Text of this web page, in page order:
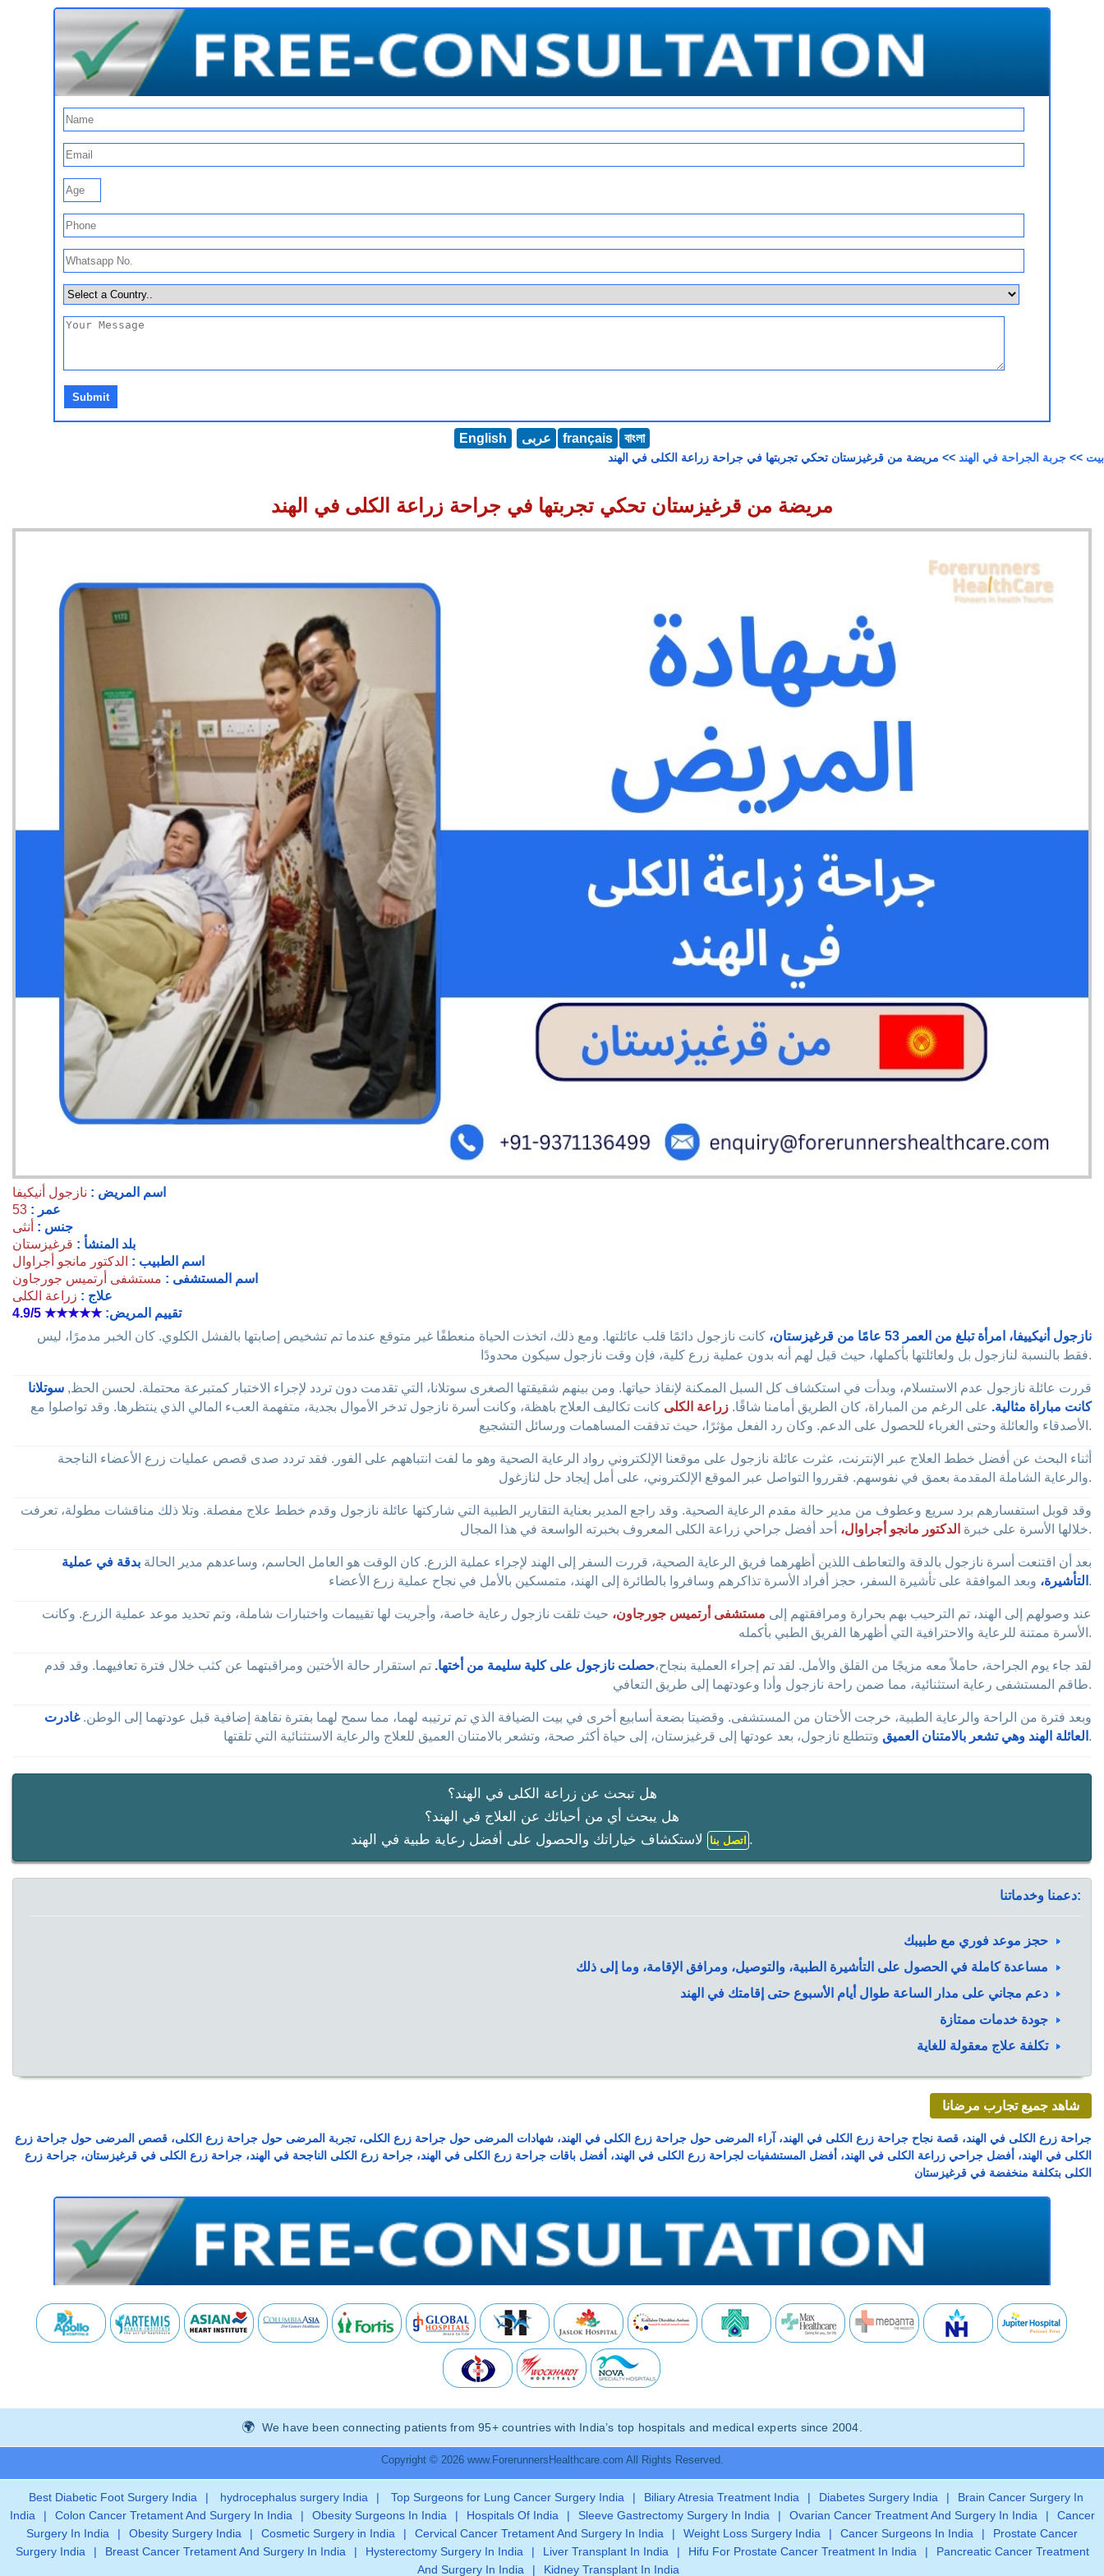
English عربى français বাংলা
بيت >> جربة الجراحة في الهند >> مريضة من قرغيزستان تحكي تجربتها في جراحة زراعة الكلى في الهند
مريضة من قرغيزستان تحكي تجربتها في جراحة زراعة الكلى في الهند
اسم المريض : نازجول أنيكيفا
عمر : 53
جنس : أنثى
بلد المنشأ : قرغيزستان
اسم الطبيب : الدكتور مانجو أجراوال
اسم المستشفى : مستشفى أرتميس جورجاون
علاج : زراعة الكلى
تقييم المريض:★★★★★
4.9/5
نازجول أنيكييفا، امرأة تبلغ من العمر 53 عامًا من قرغيزستان،
كانت نازجول دائمًا قلب عائلتها. ومع ذلك، اتخذت الحياة منعطفًا غير متوقع عندما تم تشخيص إصابتها بالفشل الكلوي. كان الخبر مدمرًا، ليس
فقط بالنسبة لنازجول بل ولعائلتها بأكملها، حيث قيل لهم أنه بدون عملية زرع كلية، فإن وقت نازجول سيكون محدودًا.
قررت عائلة نازجول عدم الاستسلام، وبدأت في استكشاف كل السبل الممكنة لإنقاذ حياتها. ومن بينهم شقيقتها الصغرى سوتلانا، التي تقدمت دون تردد لإجراء الاختبار كمتبرعة محتملة. لحسن الحظ, سوتلانا
كانت مباراة مثالية. على الرغم من المباراة، كان الطريق أمامنا شاقًا. زراعة الكلى كانت تكاليف العلاج باهظة، وكانت أسرة نازجول تدخر الأموال بجدية، متفهمة العبء المالي الذي ينتظرها. وقد تواصلوا مع
الأصدقاء والعائلة وحتى الغرباء للحصول على الدعم. وكان رد الفعل مؤثرًا، حيث تدفقت المساهمات ورسائل التشجيع.
أثناء البحث عن أفضل خطط العلاج عبر الإنترنت، عثرت عائلة نازجول على موقعنا الإلكتروني رواد الرعاية الصحية وهو ما لفت انتباههم على الفور. فقد تردد صدى قصص عمليات زرع الأعضاء الناجحة
والرعاية الشاملة المقدمة بعمق في نفوسهم. فقرروا التواصل عبر الموقع الإلكتروني، على أمل إيجاد حل لنازغول.
وقد قوبل استفسارهم برد سريع وعطوف من مدير حالة مقدم الرعاية الصحية. وقد راجع المدير بعناية التقارير الطبية التي شاركتها عائلة نازجول وقدم خطط علاج مفصلة. وتلا ذلك مناقشات مطولة، تعرفت
خلالها الأسرة على خبرة الدكتور مانجو أجراوال، أحد أفضل جراحي زراعة الكلى المعروف بخبرته الواسعة في هذا المجال.
بعد أن اقتنعت أسرة نازجول بالدقة والتعاطف اللذين أظهرهما فريق الرعاية الصحية، قررت السفر إلى الهند لإجراء عملية الزرع. كان الوقت هو العامل الحاسم، وساعدهم مدير الحالة بدقة في عملية
التأشيرة، وبعد الموافقة على تأشيرة السفر، حجز أفراد الأسرة تذاكرهم وسافروا بالطائرة إلى الهند، متمسكين بالأمل في نجاح عملية زرع الأعضاء.
عند وصولهم إلى الهند، تم الترحيب بهم بحرارة ومرافقتهم إلى مستشفى أرتميس جورجاون، حيث تلقت نازجول رعاية خاصة، وأجريت لها تقييمات واختبارات شاملة، وتم تحديد موعد عملية الزرع. وكانت
الأسرة ممتنة للرعاية والاحترافية التي أظهرها الفريق الطبي بأكمله.
لقد جاء يوم الجراحة، حاملاً معه مزيجًا من القلق والأمل. لقد تم إجراء العملية بنجاح،حصلت نازجول على كلية سليمة من أختها. تم استقرار حالة الأختين ومراقبتهما عن كثب خلال فترة تعافيهما. وقد قدم
طاقم المستشفى رعاية استثنائية، مما ضمن راحة نازجول وأدا وعودتهما إلى طريق التعافي.
وبعد فترة من الراحة والرعاية الطبية، خرجت الأختان من المستشفى. وقضيتا بضعة أسابيع أخرى في بيت الضيافة الذي تم ترتيبه لهما، مما سمح لهما بفترة نقاهة إضافية قبل عودتهما إلى الوطن.غادرت
العائلة الهند وهي تشعر بالامتنان العميق وتتطلع نازجول، بعد عودتها إلى قرغيزستان، إلى حياة أكثر صحة، وتشعر بالامتنان العميق للعلاج والرعاية الاستثنائية التي تلقتها.
هل تبحث عن زراعة الكلى في الهند؟
هل يبحث أي من أحبائك عن العلاج في الهند؟
اتصل بنا لاستكشاف خياراتك والحصول على أفضل رعاية طبية في الهند.
دعمنا وخدماتنا:
حجز موعد فوري مع طبيبك
مساعدة كاملة في الحصول على التأشيرة الطبية، والتوصيل، ومرافق الإقامة، وما إلى ذلك
دعم مجاني على مدار الساعة طوال أيام الأسبوع حتى إقامتك في الهند
جودة خدمات ممتازة
تكلفة علاج معقولة للغاية
شاهد جميع تجارب مرضانا
جراحة زرع الكلى في الهند، قصة نجاح جراحة زرع الكلى في الهند، آراء المرضى حول جراحة زرع الكلى في الهند، شهادات المرضى حول جراحة زرع الكلى، تجربة المرضى حول جراحة زرع الكلى، قصص المرضى حول جراحة زرع
الكلى في الهند، أفضل جراحي زراعة الكلى في الهند، أفضل المستشفيات لجراحة زرع الكلى في الهند، أفضل باقات جراحة زرع الكلى في الهند، جراحة زرع الكلى الناجحة في الهند، جراحة زرع الكلى في قرغيزستان، جراحة زرع
الكلى بتكلفة منخفضة في قرغيزستان
We have been connecting patients from 95+ countries with India’s top hospitals and medical experts since 2004.
Copyright © 2026 www.ForerunnersHealthcare.com All Rights Reserved.
Best Diabetic Foot Surgery India | hydrocephalus surgery India | Top Surgeons for Lung Cancer Surgery India | Biliary Atresia Treatment India | Diabetes Surgery India |
Brain Cancer Surgery In
India
| Colon Cancer Tretament And Surgery In India | Obesity Surgeons In India | Hospitals Of India | Sleeve Gastrectomy Surgery In India | Ovarian Cancer Treatment And Surgery In India |
Cancer
Surgery In India
| Obesity Surgery India | Cosmetic Surgery in India | Cervical Cancer Tretament And Surgery In India | Weight Loss Surgery India | Cancer Surgeons In India |
Prostate Cancer
Surgery India
| Breast Cancer Tretament And Surgery In India | Hysterectomy Surgery In India | Liver Transplant In India | Hifu For Prostate Cancer Treatment In India |
Pancreatic Cancer Treatment
And Surgery In India
| Kidney Transplant In India